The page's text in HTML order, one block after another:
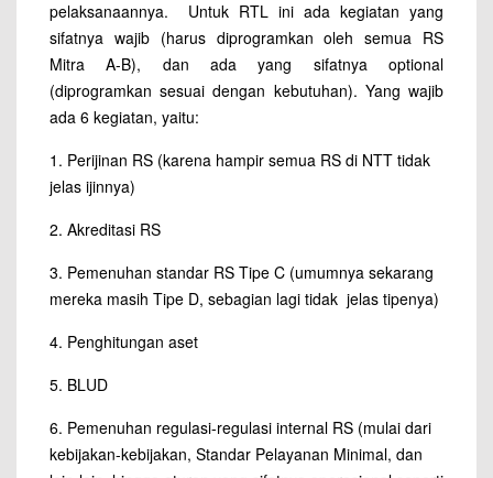
pelaksanaannya. Untuk RTL ini ada kegiatan yang
sifatnya wajib (harus diprogramkan oleh semua RS
Mitra A-B), dan ada yang sifatnya optional
(diprogramkan sesuai dengan kebutuhan). Yang wajib
ada 6 kegiatan, yaitu:
1. Perijinan RS (karena hampir semua RS di NTT tidak
jelas ijinnya)
2. Akreditasi RS
3. Pemenuhan standar RS Tipe C (umumnya sekarang
mereka masih Tipe D, sebagian lagi tidak jelas tipenya)
4. Penghitungan aset
5. BLUD
6. Pemenuhan regulasi-regulasi internal RS (mulai dari
kebijakan-kebijakan, Standar Pelayanan Minimal, dan